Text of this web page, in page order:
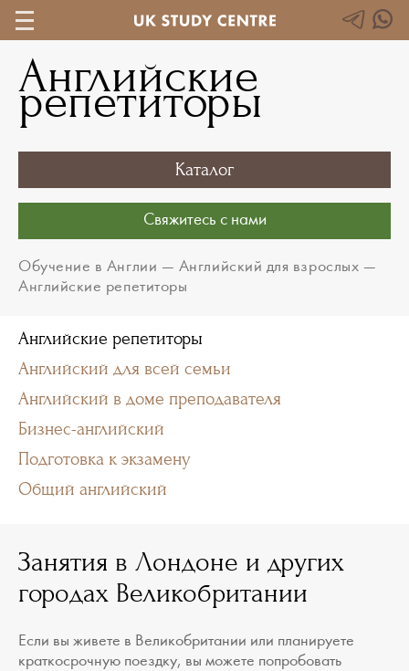
Английские
репетиторы
Каталог
Свяжитесь с нами
Обучение в Англии — Английский для взрослых —
Английские репетиторы
Английские репетиторы
Английский для всей семьи
Английский в доме преподавателя
Бизнес-английский
Подготовка к экзамену
Общий английский
Занятия в Лондоне и других
городах Великобритании
Если вы живете в Великобритании или планируете
краткосрочную поездку, вы можете попробовать